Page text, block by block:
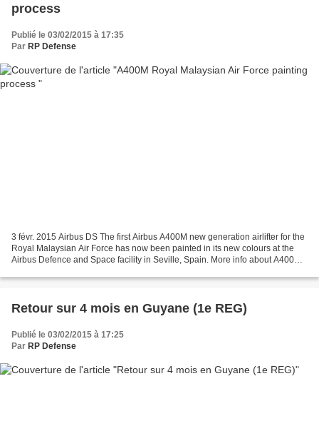
process
Publié le 03/02/2015 à 17:35
Par RP Defense
3 févr. 2015 Airbus DS The first Airbus A400M new generation airlifter for the
Royal Malaysian Air Force has now been painted in its new colours at the
Airbus Defence and Space facility in Seville, Spain. More info about A400M:
Retour sur 4 mois en Guyane (1e REG)
Publié le 03/02/2015 à 17:25
Par RP Defense